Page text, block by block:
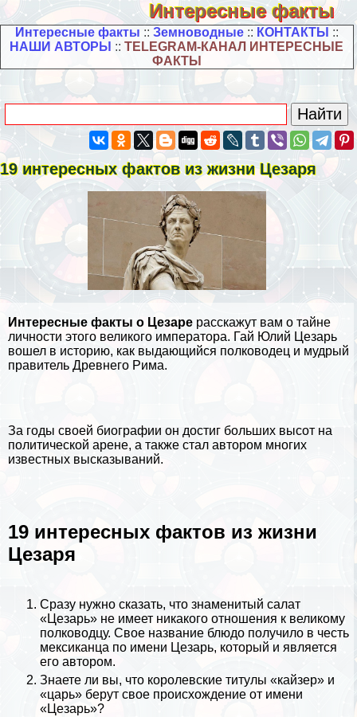
Интересные факты
Интересные факты :: Земноводные:: КОНТАКТЫ ::
НАШИ АВТОРЫ ::TELEGRAM-КАНАЛ ИНТЕРЕСНЫЕ
ФАКТЫ
19 интересных фактов из жизни Цезаря
Интересные факты о Цезаре расскажут вам о тайне
личности этого великого императора. Гай Юлий Цезарь
вошел в историю, как выдающийся полководец и мудрый
правитель Древнего Рима.
За годы своей биографии он достиг больших высот на
политической арене, а также стал автором многих
известных высказываний.
19 интересных фактов из жизни
Цезаря
Сразу нужно сказать, что знаменитый салат
«Цезарь» не имеет никакого отношения к великому
полководцу. Свое название блюдо получило в честь
мексиканца по имени Цезарь, который и является
его автором.
Знаете ли вы, что королевские титулы «кайзер» и
«царь» берут свое происхождение от имени
«Цезарь»?